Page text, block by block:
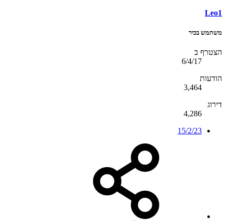
Leo1
משתמש בכיר
הצטרף ב
6/4/17
הודעות
3,464
דירוג
4,286
15/2/23